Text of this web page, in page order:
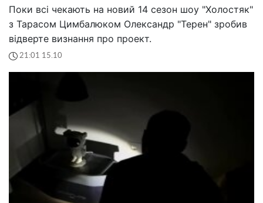
Поки всі чекають на новий 14 сезон шоу "Холостяк"
з Тарасом Цимбалюком Олександр "Терен" зробив
відверте визнання про проект.
21:01 15.10